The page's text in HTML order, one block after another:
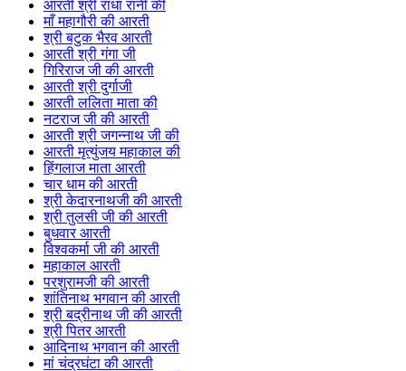
आरती श्री राधा रानी की
माँ महागौरी की आरती
श्री बटुक भैरव आरती
आरती श्री गंगा जी
गिरिराज जी की आरती
आरती श्री दुर्गाजी
आरती ललिता माता की
नटराज जी की आरती
आरती श्री जगन्नाथ जी की
आरती मृत्युंजय महाकाल की
हिंगलाज माता आरती
चार धाम की आरती
श्री केदारनाथजी की आरती
श्री तुलसी जी की आरती
बुधवार आरती
विश्वकर्मा जी की आरती
महाकाल आरती
परशुरामजी की आरती
शांतिनाथ भगवान की आरती
श्री बद्रीनाथ जी की आरती
श्री पितर आरती
आदिनाथ भगवान की आरती
मां चंद्रघंटा की आरती